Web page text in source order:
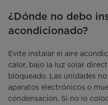
¿Dónde no debo
acondicionado?
Evite instalar el aire
calor, bajo la luz solar
bloqueado. Las unidades
aparatos electrónicos o
condensación. Si no lo